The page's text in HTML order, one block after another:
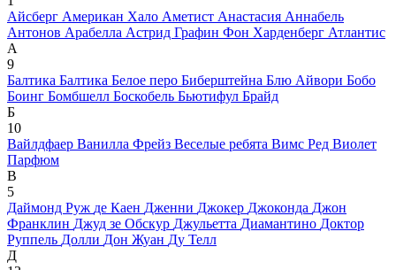
Айсберг Американ Хало Аметист Анастасия Аннабель
Антонов Арабелла Астрид Графин Фон Харденберг Атлантис
А
9
Балтика Балтика Белое перо Биберштейна Блю Айвори Бобо
Боинг Бомбшелл Боскобель Бьютифул Брайд
Б
10
Вайлдфаер Ванилла Фрейз Веселые ребята Вимс Ред Виолет
Парфюм
В
5
Даймонд Руж де Каен Дженни Джокер Джоконда Джон
Франклин Джуд зе Обскур Джульетта Диамантино Доктор
Руппель Долли Дон Жуан Ду Телл
Д